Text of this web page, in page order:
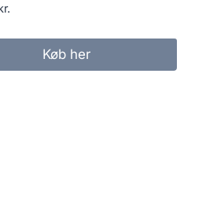
Køb her